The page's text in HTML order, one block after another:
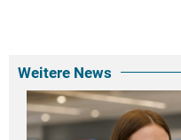
Weitere News